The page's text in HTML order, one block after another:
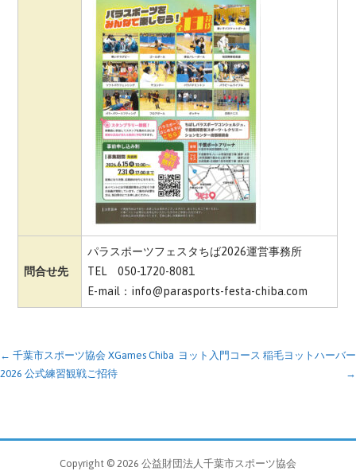
問合せ先
パラスポーツフェスタちば2026運営事務所
TEL 050-1720-8081
E-mail：info@parasports-festa-chiba.com
投
ビ
← 千葉市スポーツ協会 XGames Chiba
2026 公式練習観戦ご招待
ヨット入門コース 稲毛ヨットハーバー
→
Copyright © 2026 公益財団法人千葉市スポーツ協会